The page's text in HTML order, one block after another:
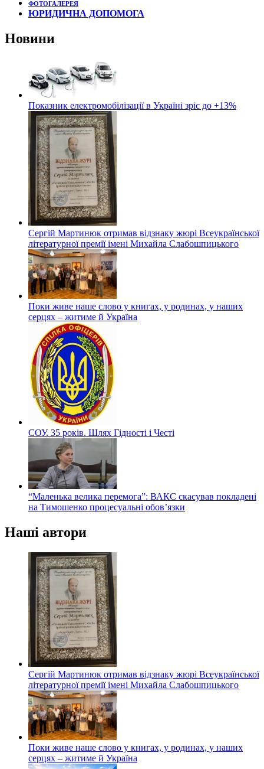
ФОТОГАЛЕРЕЯ
ЮРИДИЧНА ДОПОМОГА
Новини
Показник електромобілізації в Україні зріс до +13%
Сергій Мартинюк отримав відзнаку жюрі Всеукраїнської
літературної премії імені Михайла Слабошпицького
Поки живе наше слово у книгах, у родинах, у наших
серцях – житиме й Україна
СОУ. 35 років. Шлях Гідності і Честі
“Маленька велика перемога”: ВАКС скасував покладені
на Тимошенко процесуальні обов’язки
Наші автори
Сергій Мартинюк отримав відзнаку жюрі Всеукраїнської
літературної премії імені Михайла Слабошпицького
Поки живе наше слово у книгах, у родинах, у наших
серцях – житиме й Україна